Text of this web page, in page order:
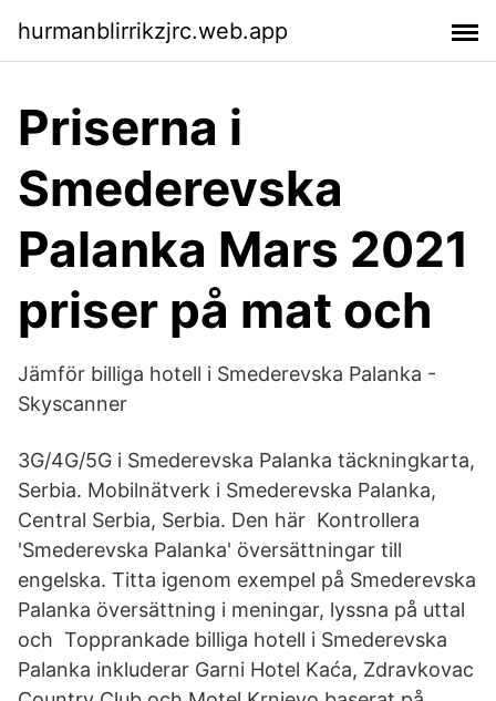
hurmanblirrikzjrc.web.app
Priserna i
Smederevska
Palanka Mars 2021
priser på mat och
Jämför billiga hotell i Smederevska Palanka -
Skyscanner
3G/4G/5G i Smederevska Palanka täckningkarta,
Serbia. Mobilnätverk i Smederevska Palanka,
Central Serbia, Serbia. Den här Kontrollera
'Smederevska Palanka' översättningar till
engelska. Titta igenom exempel på Smederevska
Palanka översättning i meningar, lyssna på uttal
och Topprankade billiga hotell i Smederevska
Palanka inkluderar Garni Hotel Kaća, Zdravkovac